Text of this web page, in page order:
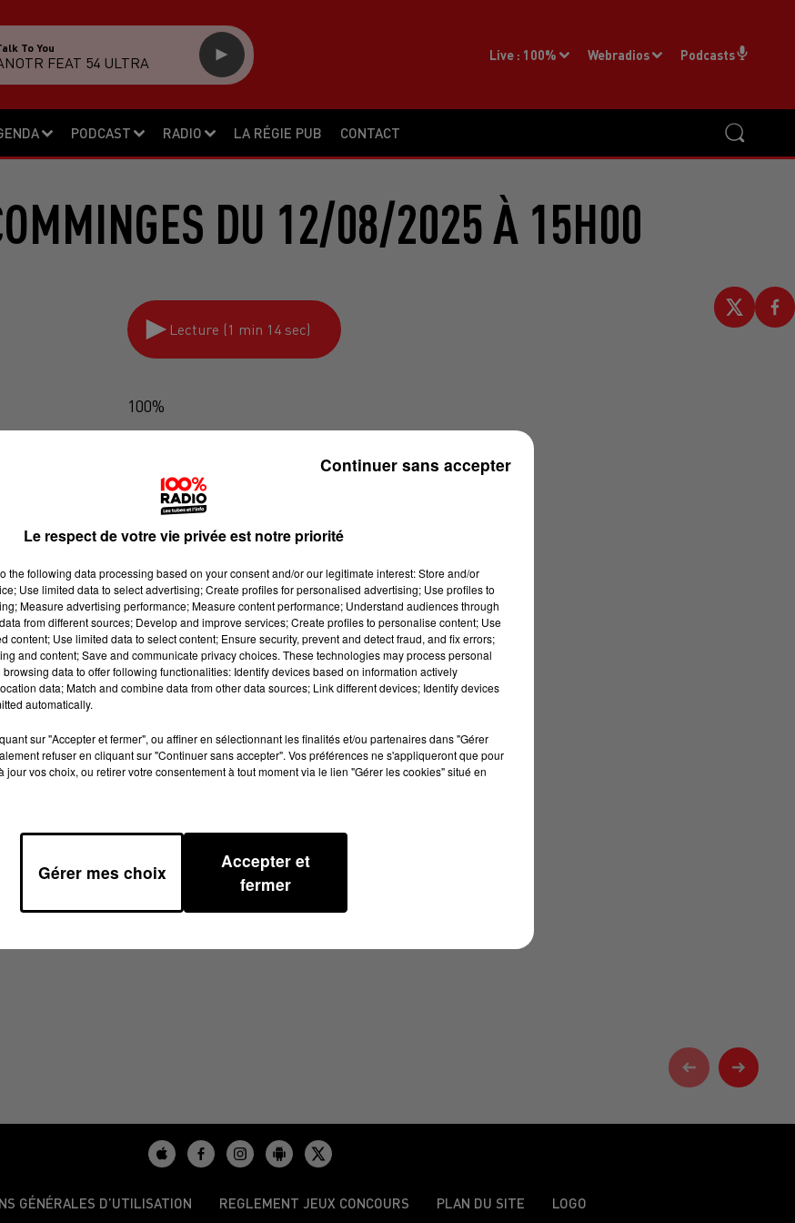
PODCAST RADIO LA RÉGIE PUB CONTACT
Live : 100% Webradios Podcasts
To You
FEAT 54 ULTRA
DU 12/08/2025 À 15H00
Lecture (1 min 14 sec)
100%
GÉNÉRALES D’UTILISATION REGLEMENT JEUX CONCOURS PLAN DU SITE LOGO
Le respect de votre vie privée est notre priorité
the following data processing based on your consent and/or our legitimate interest: Store and/or
Use limited data to select advertising; Create profiles for personalised advertising; Use profiles to
Measure advertising performance; Measure content performance; Understand audiences through
from different sources; Develop and improve services; Create profiles to personalise content; Use
content; Use limited data to select content; Ensure security, prevent and detect fraud, and fix errors;
and content; Save and communicate privacy choices. These technologies may process personal
data to offer following functionalities: Identify devices based on information actively
data; Match and combine data from other data sources; Link different devices; Identify devices
automatically.
sur "Accepter et fermer", ou affiner en sélectionnant les finalités et/ou partenaires dans "Gérer
refuser en cliquant sur "Continuer sans accepter". Vos préférences ne s'appliqueront que pour
jour vos choix, ou retirer votre consentement à tout moment via le lien "Gérer les cookies" situé en
Gérer mes choix
Accepter et
fermer
Continuer sans accepter